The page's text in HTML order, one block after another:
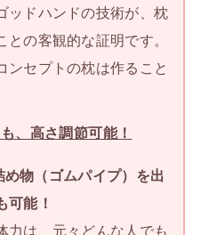
ッドハンドの技術が、枕
の客観的な証明です。
ンセプトの枕は作ること
、高さ調節可能！
め物（ゴムパイプ）を出
可能！
力は、元々どんな人でも